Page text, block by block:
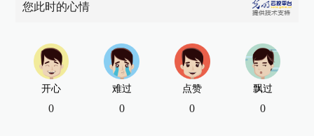
您此时的心情
开心
0
难过
0
点赞
0
飘过
0